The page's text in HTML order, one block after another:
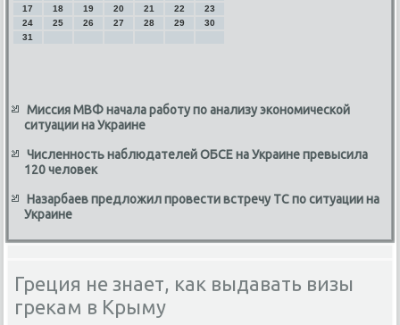
17
18 19 20 21 22
23
24
25 26 27 28 29
30
31
Миссия МВФ начала работу по анализу экономической
ситуации на Украине
Численность наблюдателей ОБСЕ на Украине превысила
120 человек
Назарбаев предложил провести встречу ТС по ситуации на
Украине
Греция не знает, как выдавать визы
грекам в Крыму